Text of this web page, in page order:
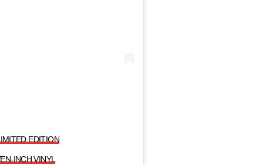
EDITION
INCH VINYL